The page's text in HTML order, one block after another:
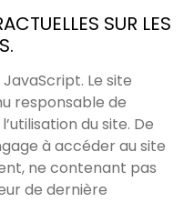
SUR LES
Le site
responsable de
du site. De
à accéder au site
ne contenant pas
de dernière